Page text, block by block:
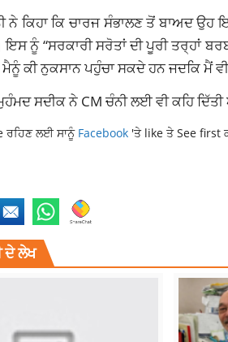
ਨੇ ਕਿਹਾ ਕਿ ਚਾਰਜ ਸੰਭਾਲਣ ਤੋਂ ਬਾਅਦ
ਨੂੰ “ਸਰਕਾਰੀ ਸਰੋਤਾਂ ਦੀ ਪੂਰੀ ਤਰ੍ਹਾਂ
ਕੀ ਨੁਕਸਾਨ ਪਹੁੰਚਾ ਸਕਦੇ ਹਨ ਜਦਕਿ ਮੈਂ
ਸਦੀਕ ਨੇ CM ਚੰਨੀ ਲਈ ਵੀ ਕਹਿ
ਰਹਿਣ ਲਈ ਸਾਨੂੰ Facebook 'ਤੇ like ਤੇ See first
ਦੇ ਲੇਖ